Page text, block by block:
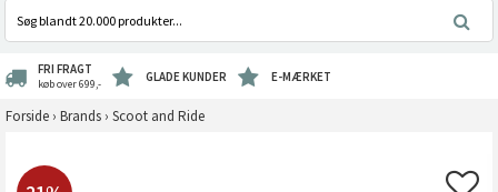
FRI FRAGT
køb over 699,- GLADE KUNDER E-MÆRKET
Forside › Brands › Scoot and Ride